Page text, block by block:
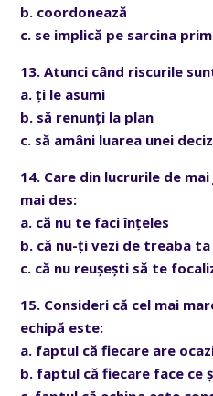
b. coordonează
c. se implică pe sarcina
13. Atunci când riscurile
a. ți le asumi
b. să renunți la plan
c. să amâni luarea unei
14. Care din lucrurile de
mai des:
a. că nu te faci înțeles
b. că nu-ți vezi de treaba ta
c. că nu reușești să te
15. Consideri că cel mai
echipă este:
a. faptul că fiecare are
b. faptul că fiecare face ce